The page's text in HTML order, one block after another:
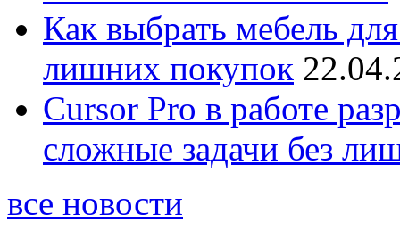
Как выбрать мебель
лишних покупок
Cursor Pro в работе
сложные задачи без
все новости